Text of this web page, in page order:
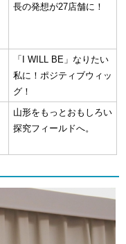
長の発想が27店舗に！
「I WILL BE」なりたい
私に！ポジティブウィッ
グ！
山形をもっとおもしろい
探究フィールドへ。